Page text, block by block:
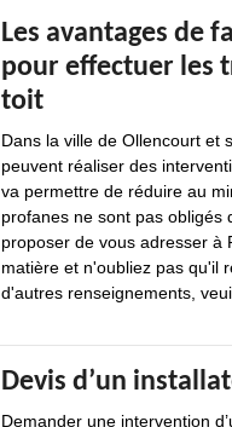
Les avantages de
pour effectuer les
toit
Dans la ville de Ollencourt et
peuvent réaliser des
va permettre de réduire au
profanes ne sont pas obligés
proposer de vous adresser à
matière et n'oubliez pas qu'il
d'autres renseignements,
Devis d’un
Demander une intervention